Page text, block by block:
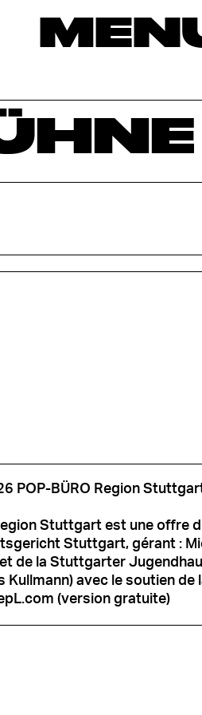
POP-BÜRO Region
Stuttgart est une
Stuttgart, gérant :
et de la Stuttgarter
Kullmann) avec le soutien
(version gratuite)